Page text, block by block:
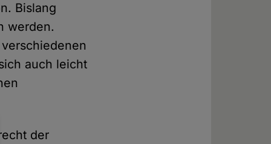
Bislang
werden.
auch leicht
der